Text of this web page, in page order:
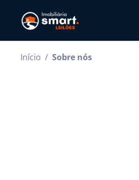
Início / Sobre nós